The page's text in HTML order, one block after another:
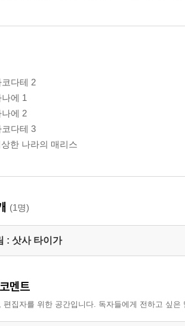
다테 2
에 1
에 2
다테 3
한 나라의 매리스
(1명)
: 삿사 타이가
멘트
편집자를 위한 공간입니다. 독자들에게 전하고 싶은